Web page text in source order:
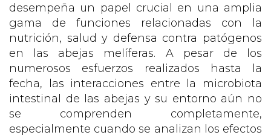
desempeña un papel crucial en una amplia
gama de funciones relacionadas con la
nutrición, salud y defensa contra patógenos
en las abejas melíferas. A pesar de los
numerosos esfuerzos realizados hasta la
fecha, las interacciones entre la microbiota
intestinal de las abejas y su entorno aún no
se comprenden completamente,
especialmente cuando se analizan los efectos